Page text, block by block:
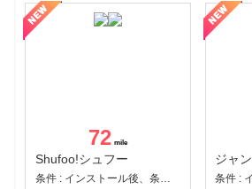
72
Shufoo!シュフー ジャ